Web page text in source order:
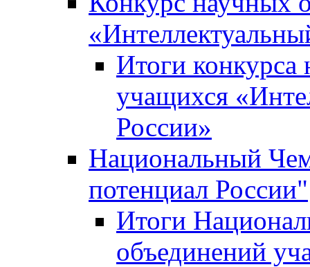
Итоги
учащихся
России»
Национальный
потенциал России"
Итоги
объединений